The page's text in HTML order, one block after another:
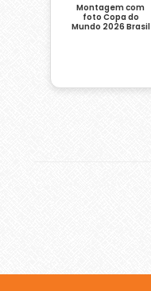
Montagem com
foto Copa do
Mundo 2026 Brasil